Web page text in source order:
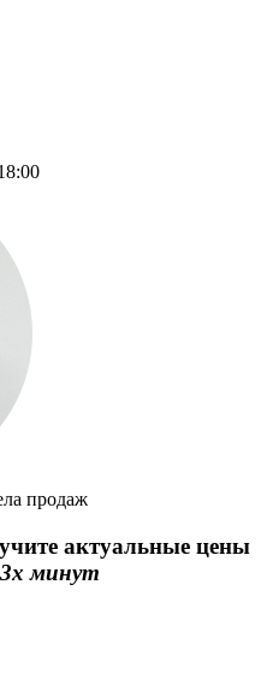
продаж
актуальные цены
минут